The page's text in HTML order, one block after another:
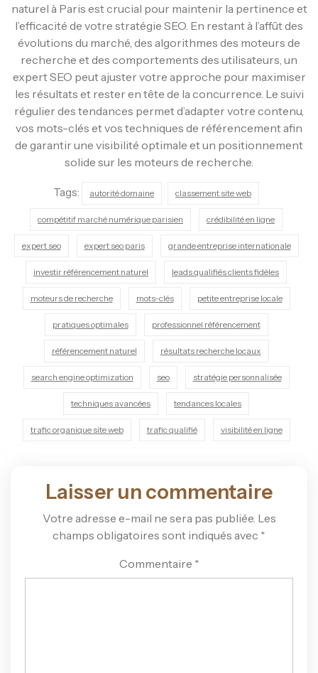
naturel à Paris est crucial pour maintenir la pertinence et
l’efficacité de votre stratégie SEO. En restant à l’affût des
évolutions du marché, des algorithmes des moteurs de
recherche et des comportements des utilisateurs, un
expert SEO peut ajuster votre approche pour maximiser
les résultats et rester en tête de la concurrence. Le suivi
régulier des tendances permet d’adapter votre contenu,
vos mots-clés et vos techniques de référencement afin
de garantir une visibilité optimale et un positionnement
solide sur les moteurs de recherche.
Tags: autorité domaine classement site web
compétitif marché numérique parisien crédibilité en ligne
expert seo expert seo paris grande entreprise internationale
investir référencement naturel leads qualifiés clients fidèles
moteurs de recherche mots-clés petite entreprise locale
pratiques optimales professionnel référencement
référencement naturel résultats recherche locaux
search engine optimization seo stratégie personnalisée
techniques avancées tendances locales
trafic organique site web trafic qualifié visibilité en ligne
Laisser un commentaire
Votre adresse e-mail ne sera pas publiée. Les
champs obligatoires sont indiqués avec *
Commentaire *